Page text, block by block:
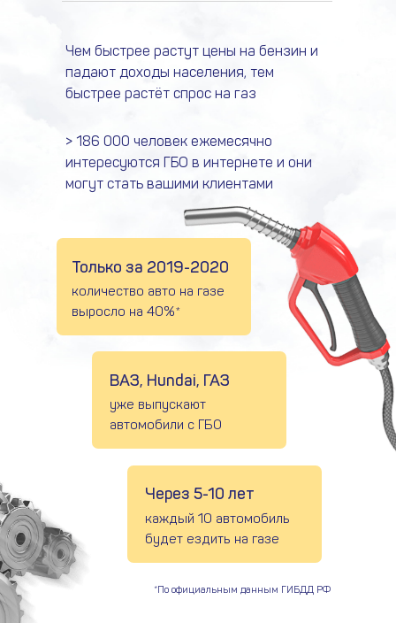
Чем быстрее растут цены на бензин и
падают доходы населения, тем
быстрее растёт спрос на газ
> 186 000 человек ежемесячно
интересуются ГБО в интернете и они
могут стать вашими клиентами
Только за 2019-2020
количество авто на газе
выросло на 40%*
ВАЗ, Hundai, ГАЗ
уже выпускают
автомобили с ГБО
Через 5-10 лет
каждый 10 автомобиль
будет ездить на газе
*По официальным данным ГИБДД РФ